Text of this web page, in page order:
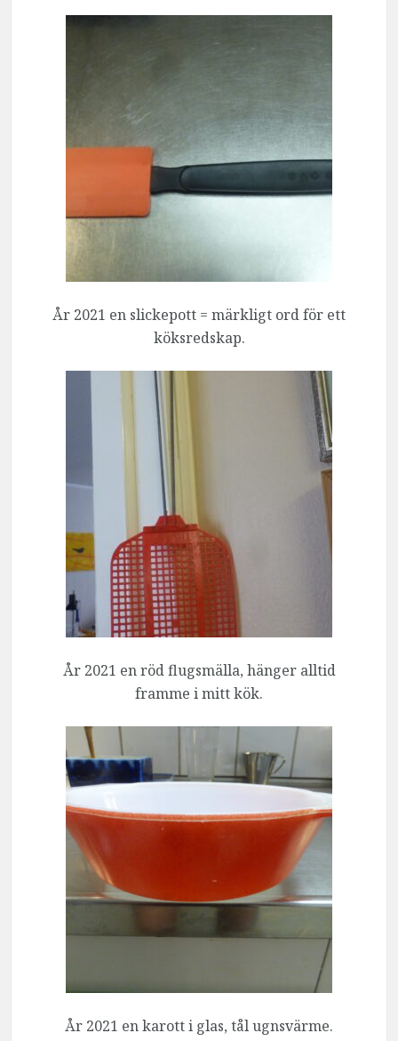
År 2021 en slickepott = märkligt ord för ett
köksredskap.
År 2021 en röd flugsmälla, hänger alltid
framme i mitt kök.
År 2021 en karott i glas, tål ugnsvärme.